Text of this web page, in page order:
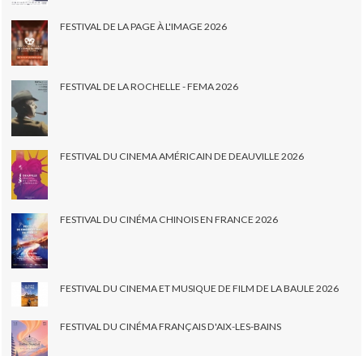
FESTIVAL DE LA PAGE À L'IMAGE 2026
FESTIVAL DE LA ROCHELLE - FEMA 2026
FESTIVAL DU CINEMA AMÉRICAIN DE DEAUVILLE 2026
FESTIVAL DU CINÉMA CHINOIS EN FRANCE 2026
FESTIVAL DU CINEMA ET MUSIQUE DE FILM DE LA BAULE 2026
FESTIVAL DU CINÉMA FRANÇAIS D'AIX-LES-BAINS